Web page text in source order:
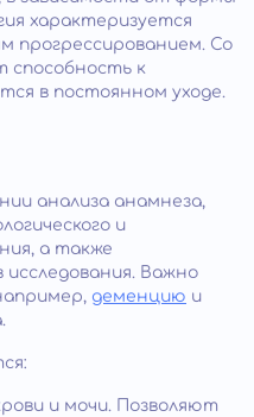
характеризуется
прогрессированием. Со
к
в постоянном уходе.
анализа анамнеза,
и
а также
Важно
деменцию и
и мочи. Позволяют